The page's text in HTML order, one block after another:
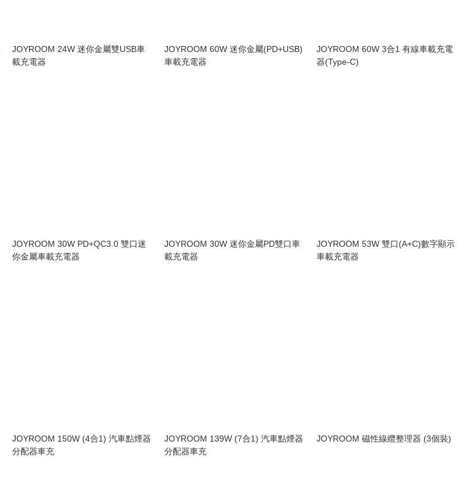
JOYROOM 24W 迷你金屬雙USB車
載充電器
JOYROOM 60W 迷你金屬(PD+USB)
車載充電器
JOYROOM 60W 3合1 有線車載充電
器(Type-C)
JOYROOM 30W PD+QC3.0 雙口迷
你金屬車載充電器
JOYROOM 30W 迷你金屬PD雙口車
載充電器
JOYROOM 53W 雙口(A+C)數字顯示
車載充電器
JOYROOM 150W (4合1) 汽車點煙器
分配器車充
JOYROOM 139W (7合1) 汽車點煙器
分配器車充
JOYROOM 磁性線纜整理器 (3個裝)